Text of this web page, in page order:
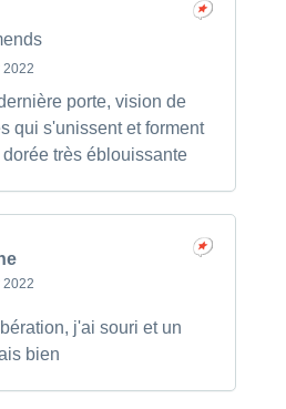
2022
porte, vision de
qui s'unissent et forment
très éblouissante
2022
j'ai souri et un
bien